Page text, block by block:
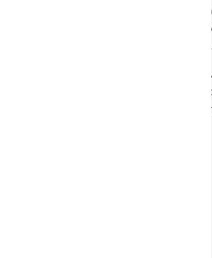
grondvesten losrukken; zij
verwoest worden en kwellingen
herinneringen aan hen zal
Zij zullen vol angst verschijnen,
rekening van hun zonden wordt
hun ongerechtigheden zullen